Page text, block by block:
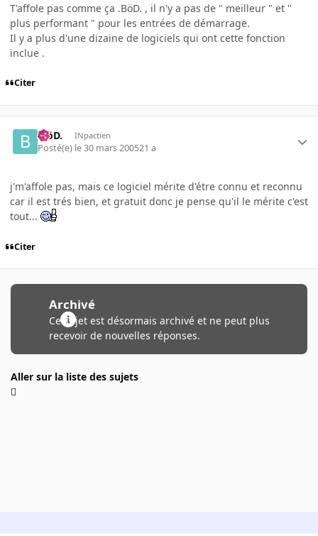
T'affole pas comme ça .BöD. , il n'y a pas de " meilleur " et "
plus performant " pour les entrées de démarrage.
Il y a plus d'une dizaine de logiciels qui ont cette fonction
inclue .
Citer
.BöD. INpactien
Posté(e) le 30 mars 200521 a
j'm'affole pas, mais ce logiciel mérite d'étre connu et reconnu
car il est trés bien, et gratuit donc je pense qu'il le mérite c'est
tout...
Citer
Archivé
Ce sujet est désormais archivé et ne peut plus
recevoir de nouvelles réponses.
Aller sur la liste des sujets